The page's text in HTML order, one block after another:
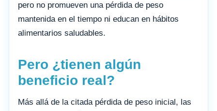
pero no promueven una pérdida de peso
mantenida en el tiempo ni educan en hábitos
alimentarios saludables.
Pero ¿tienen algún
beneficio real?
Más allá de la citada pérdida de peso inicial, las